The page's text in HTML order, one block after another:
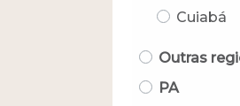
Cuiabá
Outras
PA